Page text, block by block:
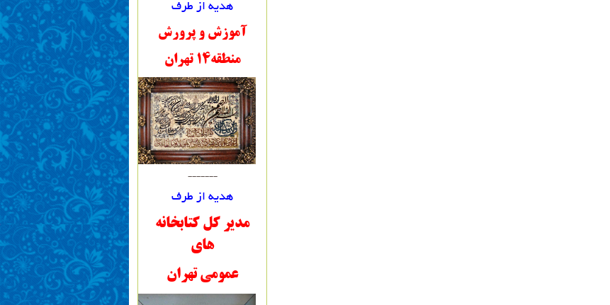
هدیه از طرف
آموزش و پرورش
منطقه14 تهران
-------
هدیه از طرف
مدیر کل کتابخانه
های
عمومی تهران